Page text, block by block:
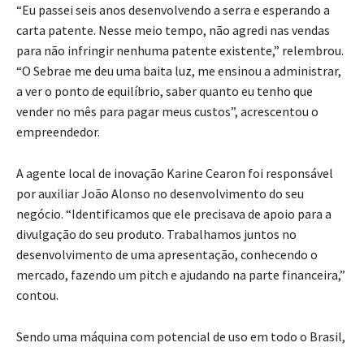
“Eu passei seis anos desenvolvendo a serra e esperando a
carta patente. Nesse meio tempo, não agredi nas vendas
para não infringir nenhuma patente existente,” relembrou.
“O Sebrae me deu uma baita luz, me ensinou a administrar,
a ver o ponto de equilíbrio, saber quanto eu tenho que
vender no mês para pagar meus custos”, acrescentou o
empreendedor.
A agente local de inovação Karine Cearon foi responsável
por auxiliar João Alonso no desenvolvimento do seu
negócio. “Identificamos que ele precisava de apoio para a
divulgação do seu produto. Trabalhamos juntos no
desenvolvimento de uma apresentação, conhecendo o
mercado, fazendo um pitch e ajudando na parte financeira,”
contou.
Sendo uma máquina com potencial de uso em todo o Brasil,